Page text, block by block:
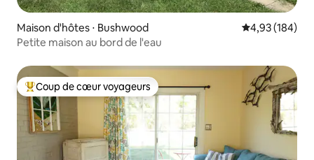
Maison d'hôtes ⋅ Bushwood Évaluation
4,93 (184)
Petite maison au bord de l'eau
Coups de cœur voyageurs les plus appréciés
Coup de cœur voyageurs